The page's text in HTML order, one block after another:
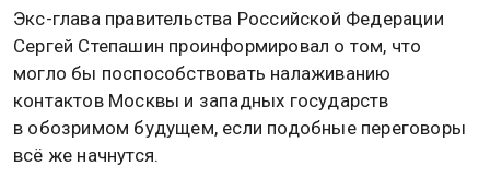
Экс-глава правительства Российской Федерации
Сергей Степашин проинформировал о том, что
могло бы поспособствовать налаживанию
контактов Москвы и западных государств
в обозримом будущем, если подобные переговоры
всё же начнутся.